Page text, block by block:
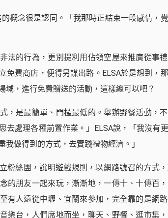
概念很是認同。「我那時正結束一段感情，
法的行為，更別提利用佔領空屋來推廣從事
免費商店，便得另謀出路。ELSA於是想到，
域，進行免費贈送的活動，這樣總可以吧？
，是最簡單、門檻最低的。舉辦野餐活動，
去處理各種前置作業。」ELSA說，「我沒有
做得到的方式，去實踐禮物經濟。」
粉絲團，說明遊戲規則，以網路號召的方式
的朋友一起來玩，漸漸地，一傳十、十傳百
有人遠從中壢、宜蘭來參加，完全靠的是網
樂台，人們席地而坐，聊天、野餐、逛市集